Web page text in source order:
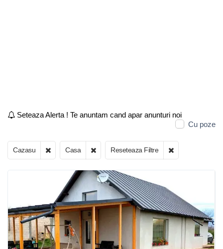
Seteaza Alerta ! Te anuntam cand apar anunturi noi
Cu poze
Cazasu Casa Reseteaza Filtre